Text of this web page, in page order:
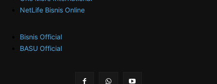
NetLife Bisnis Online
Bisnis Official
BASU Official